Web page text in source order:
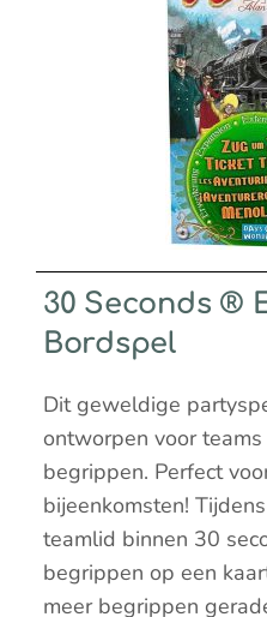
30 Seconds ®
Bordspel
Dit geweldige
ontworpen voor
begrippen. Perfect
bijeenkomsten!
teamlid binnen 30
begrippen op een
meer begrippen